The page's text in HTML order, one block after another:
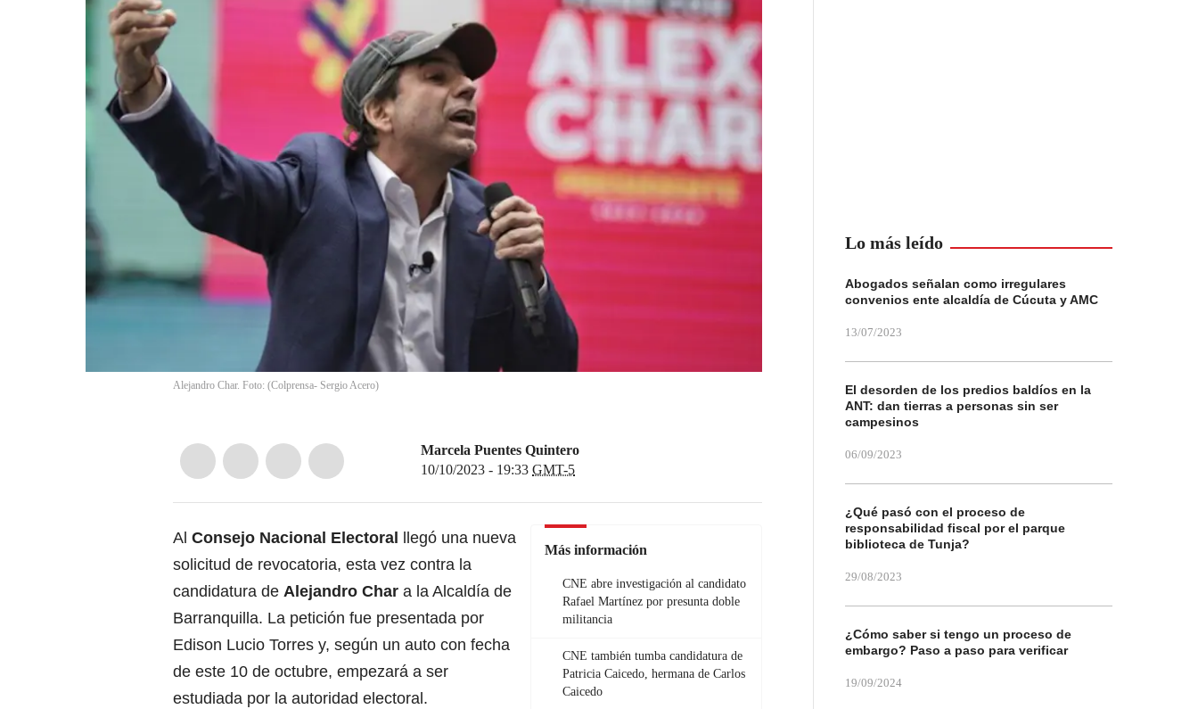
Alejandro Char. Foto: (Colprensa- Sergio Acero)
Marcela Puentes Quintero
10/10/2023 - 19:33 GMT-5
Más información
CNE abre investigación al candidato
Rafael Martínez por presunta doble
militancia
CNE también tumba candidatura de
Patricia Caicedo, hermana de Carlos
Caicedo
Al Consejo Nacional Electoral
llegó una nueva
solicitud de revocatoria, esta vez contra la
candidatura de Alejandro Char a la Alcaldía de
Barranquilla. La petición fue presentada por
Edison Lucio Torres y, según un auto con fecha
de este 10 de octubre, empezará a ser
estudiada por la autoridad electoral.
Lo más leído
Abogados señalan como irregulares
convenios ente alcaldía de Cúcuta y AMC
13/07/2023
El desorden de los predios baldíos en la
ANT: dan tierras a personas sin ser
campesinos
06/09/2023
¿Qué pasó con el proceso de
responsabilidad fiscal por el parque
biblioteca de Tunja?
29/08/2023
¿Cómo saber si tengo un proceso de
embargo? Paso a paso para verificar
19/09/2024